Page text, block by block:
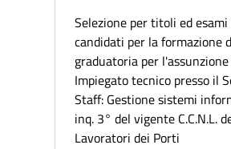
Selezione per titoli ed esami
candidati per la formazione
graduatoria per l'assunzione
Impiegato tecnico presso il
Staff: Gestione sistemi
inq. 3° del vigente C.C.N.L.
Lavoratori dei Porti